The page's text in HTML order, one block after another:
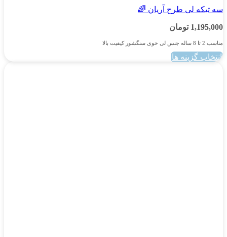
سه تیکه لی طرح آریان 🌈
1,195,000 تومان
مناسب 2 تا 8 ساله جنس لی خوی سنگشور کیفیت بالا
انتخاب گزینه ها